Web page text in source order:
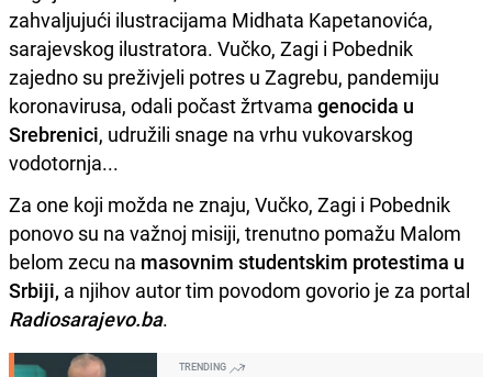
zahvaljujući ilustracijama Midhata Kapetanovića,
sarajevskog ilustratora. Vučko, Zagi i Pobednik
zajedno su preživjeli potres u Zagrebu, pandemiju
koronavirusa, odali počast žrtvama genocida u
Srebrenici, udružili snage na vrhu vukovarskog
vodotornja...
Za one koji možda ne znaju, Vučko, Zagi i Pobednik
ponovo su na važnoj misiji, trenutno pomažu Malom
belom zecu na masovnim studentskim protestima u
Srbiji, a njihov autor tim povodom govorio je za portal
Radiosarajevo.ba.
TRENDING